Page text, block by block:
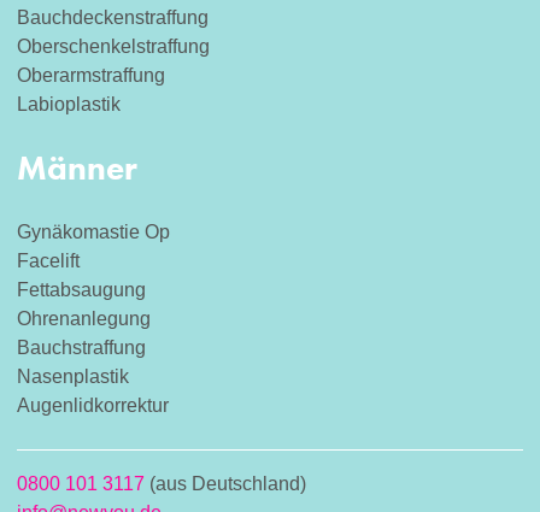
Bauchdeckenstraffung
Oberschenkelstraffung
Oberarmstraffung
Labioplastik
Männer
Gynäkomastie Op
Facelift
Fettabsaugung
Ohrenanlegung
Bauchstraffung
Nasenplastik
Augenlidkorrektur
0800 101 3117 (aus Deutschland)